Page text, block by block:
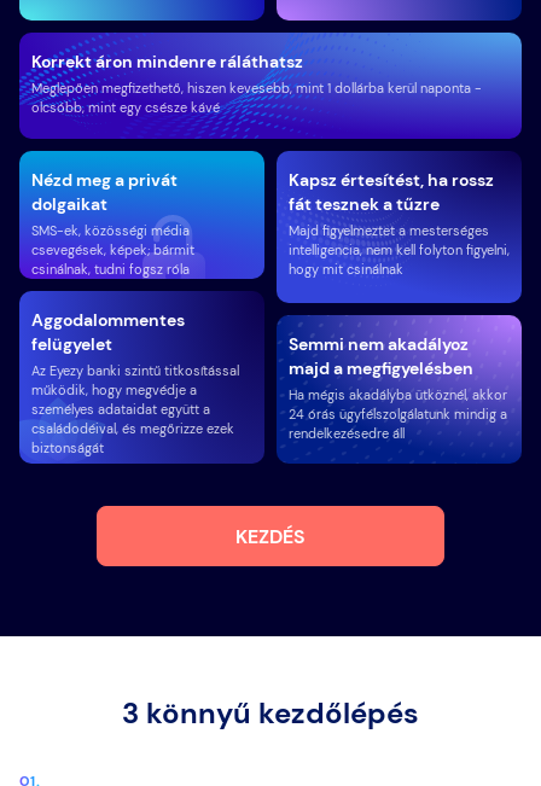
Aggodalommentes
felügyelet
Az Eyezy banki szintű titkosítással
működik, hogy megvédje a
személyes adataidat együtt a
családodéival, és megőrizze ezek
biztonságát
Nézd meg a privát
dolgaikat
SMS-ek, közösségi média
csevegések, képek; bármit
csinálnak, tudni fogsz róla
Korrekt áron mindenre ráláthatsz
Meglepően megfizethető, hiszen kevesebb, mint 1 dollárba kerül naponta -
olcsóbb, mint egy csésze kávé
Kapsz értesítést, ha rossz
fát tesznek a tűzre
Majd figyelmeztet a mesterséges
intelligencia, nem kell folyton figyelni,
hogy mit csinálnak
Semmi nem akadályoz
majd a megfigyelésben
Ha mégis akadályba ütköznél, akkor
24 órás ügyfélszolgálatunk mindig a
rendelkezésedre áll
KEZDÉS
3 könnyű kezdőlépés